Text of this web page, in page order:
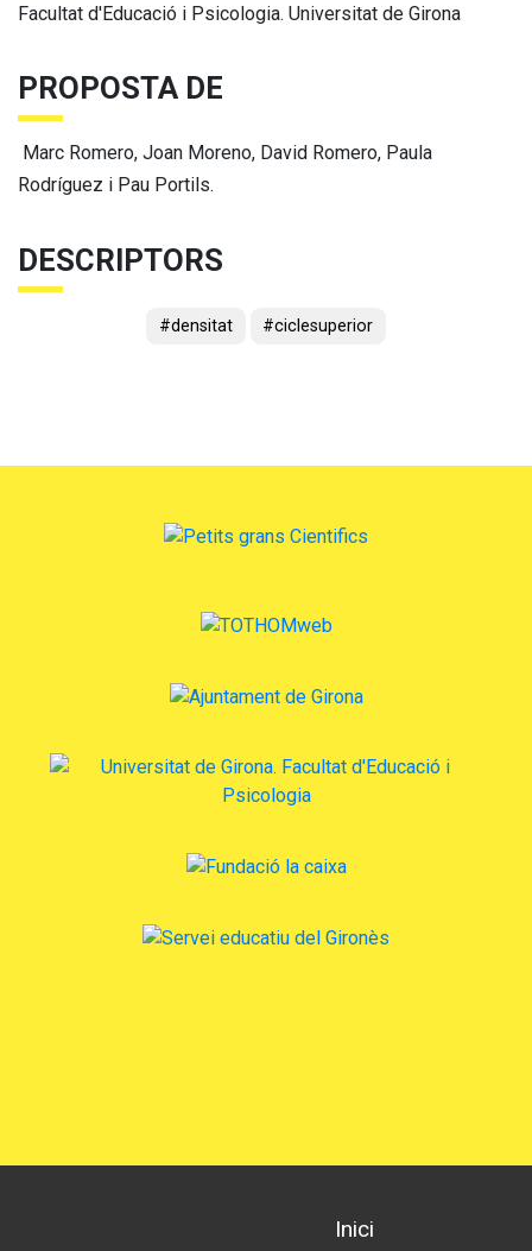
Facultat d'Educació i Psicologia. Universitat de Girona
PROPOSTA DE
Marc Romero, Joan Moreno, David Romero, Paula
Rodríguez i Pau Portils.
DESCRIPTORS
#densitat #ciclesuperior
Inici